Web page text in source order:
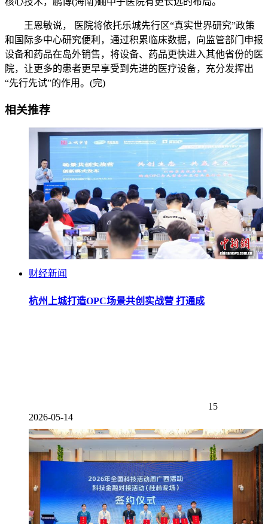
王恩敏说， 医院将依托乐城先行区“真实世界研究”政策
和国际多中心研究便利，通过积累临床数据，向监管部门申报
设备和药品在岛外销售，将设备、药品更快进入其他省份的医
院，让更多的患者更早享受到先进的医疗设备，充分发挥出
“先行先试”的作用。(完)
相关推荐
财经新闻
杭州上城打造OPC场景共创实战营 打通成
15
2026-05-14